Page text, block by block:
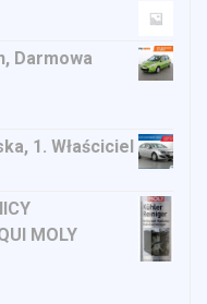
Darmowa
1. Właściciel
MOLY